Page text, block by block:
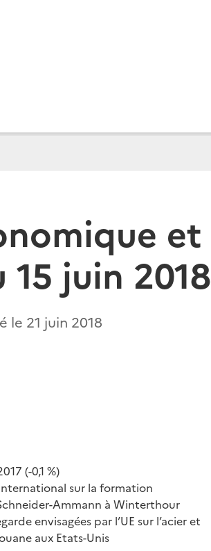
et
juin 2018
le 21 juin 2018
(-0,1 %)
sur la formation
Ammann à Winterthour
envisagées par l’UE sur l’acier et
aux Etats-Unis